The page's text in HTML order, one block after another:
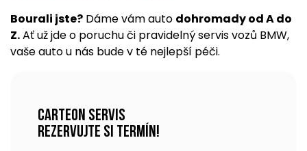
Bourali jste? Dáme vám auto dohromady od A do
Z.Ať už jde o poruchu či pravidelný servis vozů BMW,
vaše auto u nás bude v té nejlepší péči.
Carteon servis
rezervujte si termín!